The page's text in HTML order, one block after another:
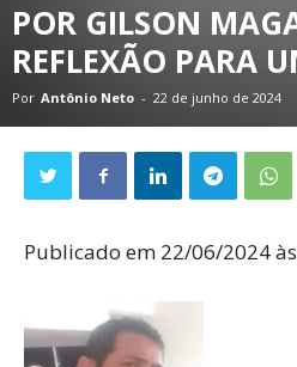
POR GILSON
REFLEXÃO PARA
Por Antônio Neto - 22 de junho de 2024
Publicado em 22/06/2024